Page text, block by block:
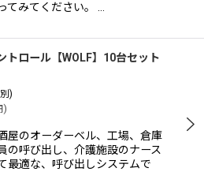
絞り込む
てみてください。 …
トロール【WOLF】10台セット
)
)
屋のオーダーベル、工場、倉庫
の呼び出し、介護施設のナース
最適な、呼び出しシステムで